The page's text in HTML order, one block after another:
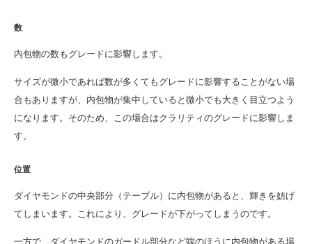
数
内包物の数もグレードに影響します。
サイズが微小であれば数が多くてもグレードに影響することがない場
合もありますが、内包物が集中していると微小でも大きく目立つよう
になります。そのため、この場合はクラリティのグレードに影響しま
す。
位置
ダイヤモンドの中央部分（テーブル）に内包物があると、輝きを妨げ
てしまいます。これにより、グレードが下がってしまうのです。
一方で、ダイヤモンドのガードル部分など端のほうに内包物がある場